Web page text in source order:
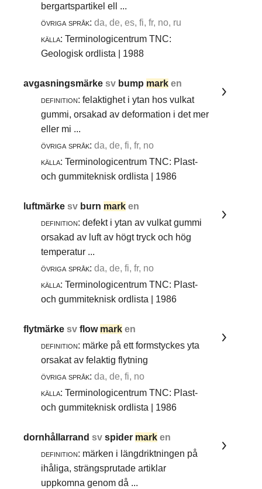
bergartspartikel ell ...
övriga språk: da, de, es, fi, fr, no, ru
källa: Terminologicentrum TNC:
Geologisk ordlista | 1988
avgasningsmärkesv bump mark en
definition: felaktighet i ytan hos vulkat
gummi, orsakad av deformation i det mer
eller mi ...
övriga språk: da, de, fi, fr, no
källa: Terminologicentrum TNC: Plast-
och gummiteknisk ordlista | 1986
luftmärkesv burn mark en
definition: defekt i ytan av vulkat gummi
orsakad av luft av högt tryck och hög
temperatur ...
övriga språk: da, de, fi, fr, no
källa: Terminologicentrum TNC: Plast-
och gummiteknisk ordlista | 1986
flytmärkesvflow mark en
definition: märke på ett formstyckes yta
orsakat av felaktig flytning
övriga språk: da, de, fi, no
källa: Terminologicentrum TNC: Plast-
och gummiteknisk ordlista | 1986
dornhållarrandsvspider mark en
definition: märken i längdriktningen på
ihåliga, strängsprutade artiklar
uppkomna genom då ...